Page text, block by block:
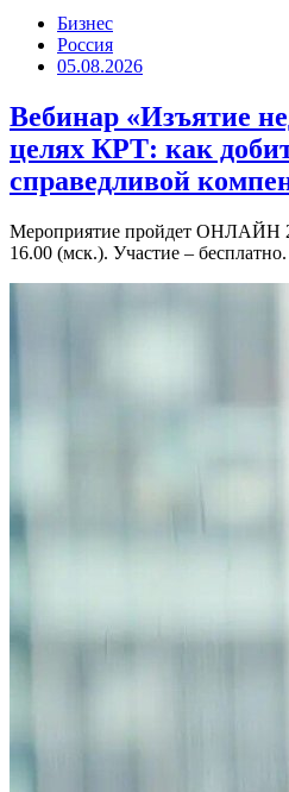
Бизнес
Россия
05.08.2026
Вебинар «Изъятие
целях КРТ: как
справедливой
Мероприятие пройдет ОНЛАЙН
16.00 (мск.). Участие – бесплатно.